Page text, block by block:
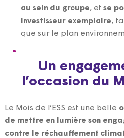
au sein du groupe, et se
investisseur exemplaire,
que sur le plan
Un
l’occasion du
Le Mois de l’ESS est une belle
de mettre en lumière son
contre le réchauffement